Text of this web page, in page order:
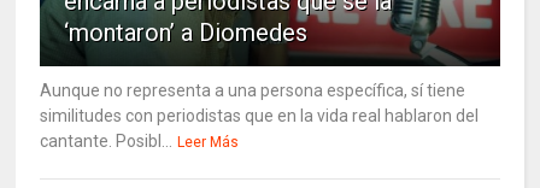
‘montaron’ a Diomedes
Aunque no representa a una persona específica, sí tiene
similitudes con periodistas que en la vida real hablaron del
cantante. Posibl...
Leer Más